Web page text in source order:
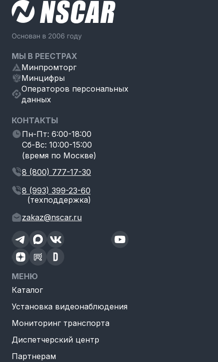
МЫ В РЕЕСТРАХ
Минпромторг
Минцифры
Операторов персональных
данных
КОНТАКТЫ
Пн-Пт: 6:00-18:00
Сб-Вс: 10:00-15:00
(время по Москве)
8 (800) 777-17-30
8 (993) 399-23-60
(техподдержка)
zakaz@nscar.ru
МЕНЮ
Каталог
Установка видеонаблюдения
Мониторинг транспорта
Диспетчерский центр
Партнерам